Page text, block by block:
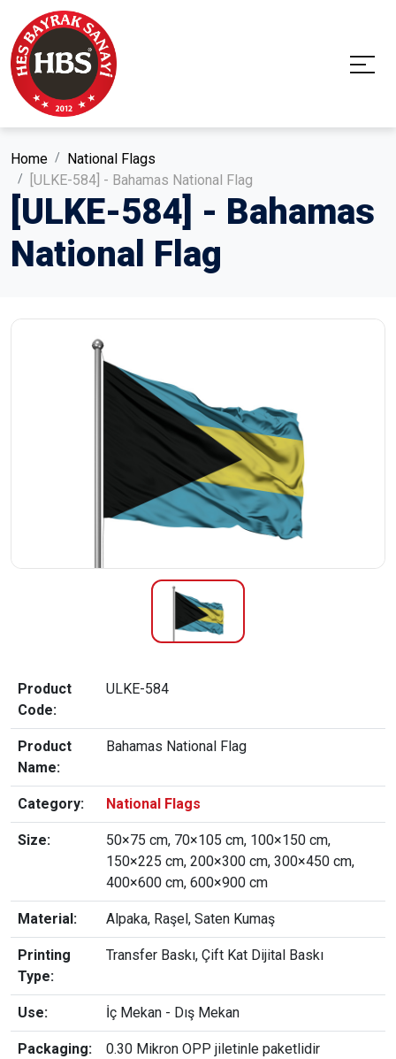
Home
National Flags
[ULKE-584] - Bahamas National Flag
[ULKE-584] - Bahamas
National Flag
Product
Code:
ULKE-584
Product
Name:
Bahamas National Flag
Category: National Flags
Size:
50×75 cm, 70×105 cm, 100×150 cm,
150×225 cm, 200×300 cm, 300×450 cm,
400×600 cm, 600×900 cm
Material: Alpaka, Raşel, Saten Kumaş
Printing
Type:
Transfer Baskı, Çift Kat Dijital Baskı
Use: İç Mekan - Dış Mekan
Packaging: 0.30 Mikron OPP jiletinle paketlidir